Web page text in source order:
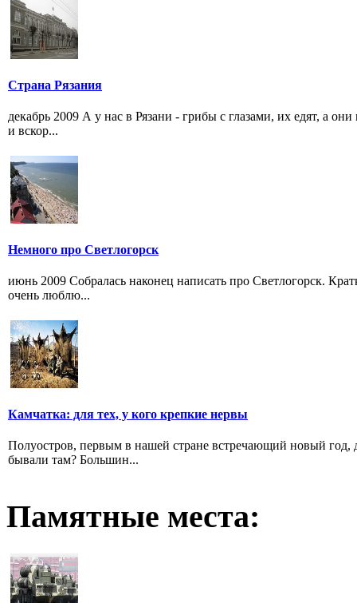
Страна Рязания
декабрь 2009 А у нас в Рязани - грибы с глазами, их едят, а
и вскор...
Немного про Светлогорск
июнь 2009 Собралась наконец написать про Светлогорск.
очень люблю...
Камчатка: для тех, у кого крепкие нервы
Полуостров, первым в нашей стране встречающий новый год,
бывали там? Большин...
Памятные места: